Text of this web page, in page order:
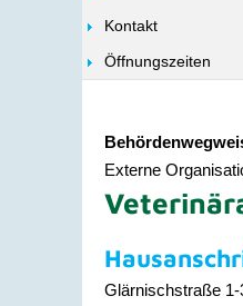
Kontakt
Öffnungszeiten
Externe
Glärnischstraße 1-